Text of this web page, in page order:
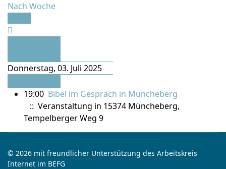
Nach Woche
Donnerstag, 03. Juli 2025
19:00 Bibel im Gespräch in Müncheberg
:: Veranstaltung in 15374 Müncheberg,
Tempelberger Weg 9
© 2026 mit freundlicher Unterstützung des Arbeitskreis
Internet im BEFG